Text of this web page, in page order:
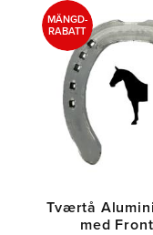
Tværtå
med
MÄNGD-
RABATT